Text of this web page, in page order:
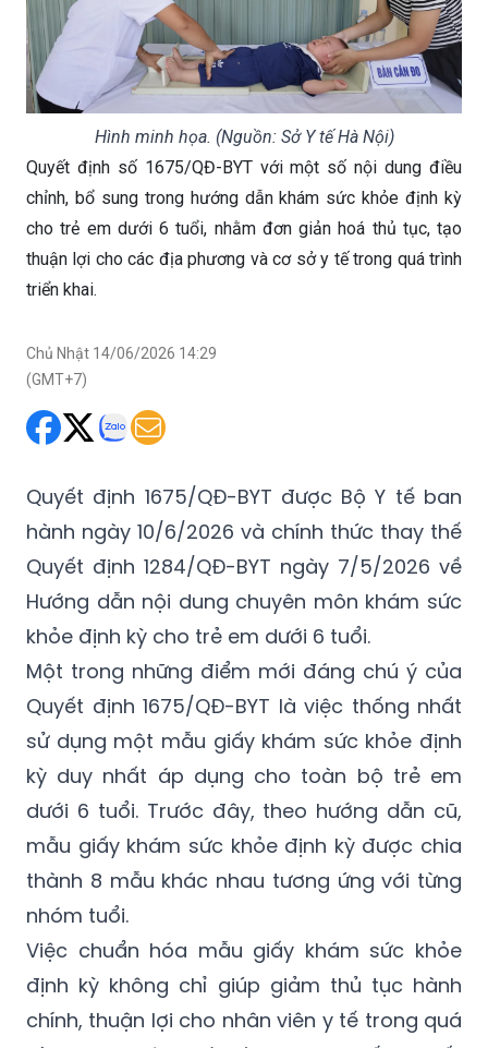
Hình minh họa. (Nguồn: Sở Y tế Hà Nội)
Quyết định số 1675/QĐ-BYT với một số nội dung điều
chỉnh, bổ sung trong hướng dẫn khám sức khỏe định kỳ
cho trẻ em dưới 6 tuổi, nhằm đơn giản hoá thủ tục, tạo
thuận lợi cho các địa phương và cơ sở y tế trong quá trình
triển khai.
Chủ Nhật 14/06/2026 14:29
(GMT+7)
Quyết định 1675/QĐ-BYT được Bộ Y tế ban
hành ngày 10/6/2026 và chính thức thay thế
Quyết định 1284/QĐ-BYT ngày 7/5/2026 về
Hướng dẫn nội dung chuyên môn khám sức
khỏe định kỳ cho trẻ em dưới 6 tuổi.
Một trong những điểm mới đáng chú ý của
Quyết định 1675/QĐ-BYT là việc thống nhất
sử dụng một mẫu giấy khám sức khỏe định
kỳ duy nhất áp dụng cho toàn bộ trẻ em
dưới 6 tuổi. Trước đây, theo hướng dẫn cũ,
mẫu giấy khám sức khỏe định kỳ được chia
thành 8 mẫu khác nhau tương ứng với từng
nhóm tuổi.
Việc chuẩn hóa mẫu giấy khám sức khỏe
định kỳ không chỉ giúp giảm thủ tục hành
chính, thuận lợi cho nhân viên y tế trong quá